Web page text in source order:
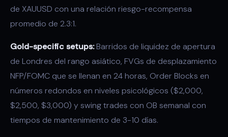
de XAUUSD con una relación riesgo-recompensa
promedio de 2.3:1.
Gold-specific setups:Barridos de liquidez de apertura
de Londres del rango asiático, FVGs de desplazamiento
NFP/FOMC que se llenan en 24 horas, Order Blocks en
números redondos en niveles psicológicos ($2,000,
$2,500, $3,000) y swing trades con OB semanal con
tiempos de mantenimiento de 3-10 días.